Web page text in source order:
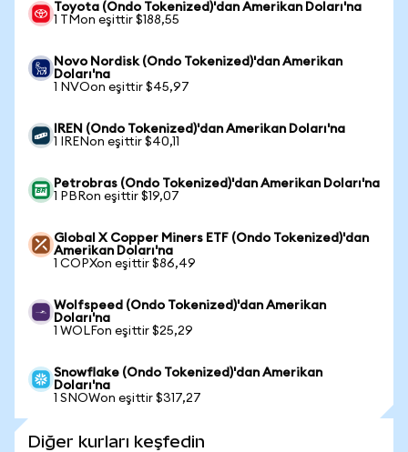
Toyota (Ondo Tokenized)'dan Amerikan Doları'na
1 TMon eşittir $188,55
Novo Nordisk (Ondo Tokenized)'dan Amerikan
Doları'na
1 NVOon eşittir $45,97
IREN (Ondo Tokenized)'dan Amerikan Doları'na
1 IRENon eşittir $40,11
Petrobras (Ondo Tokenized)'dan Amerikan Doları'na
1 PBRon eşittir $19,07
Global X Copper Miners ETF (Ondo Tokenized)'dan
Amerikan Doları'na
1 COPXon eşittir $86,49
Wolfspeed (Ondo Tokenized)'dan Amerikan
Doları'na
1 WOLFon eşittir $25,29
Snowflake (Ondo Tokenized)'dan Amerikan
Doları'na
1 SNOWon eşittir $317,27
Diğer kurları keşfedin